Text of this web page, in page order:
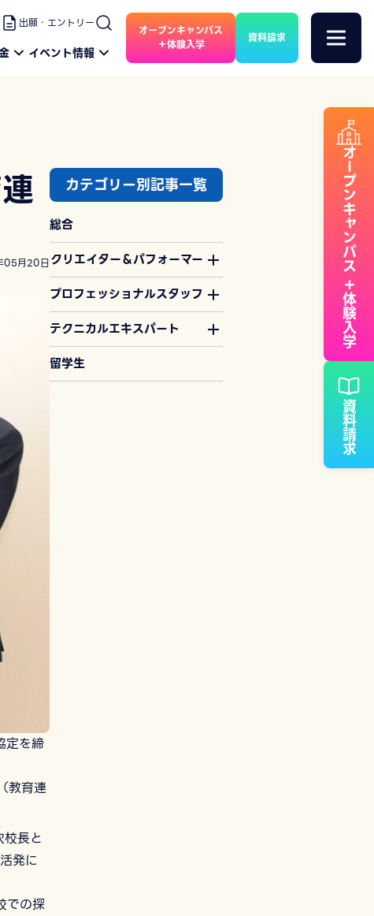
出願・エントリー
イベント情報
オープンキャンパス
＋体験入学
資料請求
05月20日
定を締
教育連
長と
発に
での探
カテゴリー別記事一覧
総合
クリエイター＆パフォーマー
プロフェッショナルスタッフ
テクニカルエキスパート
留学生
オープンキャンパス
＋体験入学
資料請求